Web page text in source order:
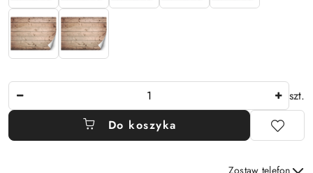
szt.
Do koszyka